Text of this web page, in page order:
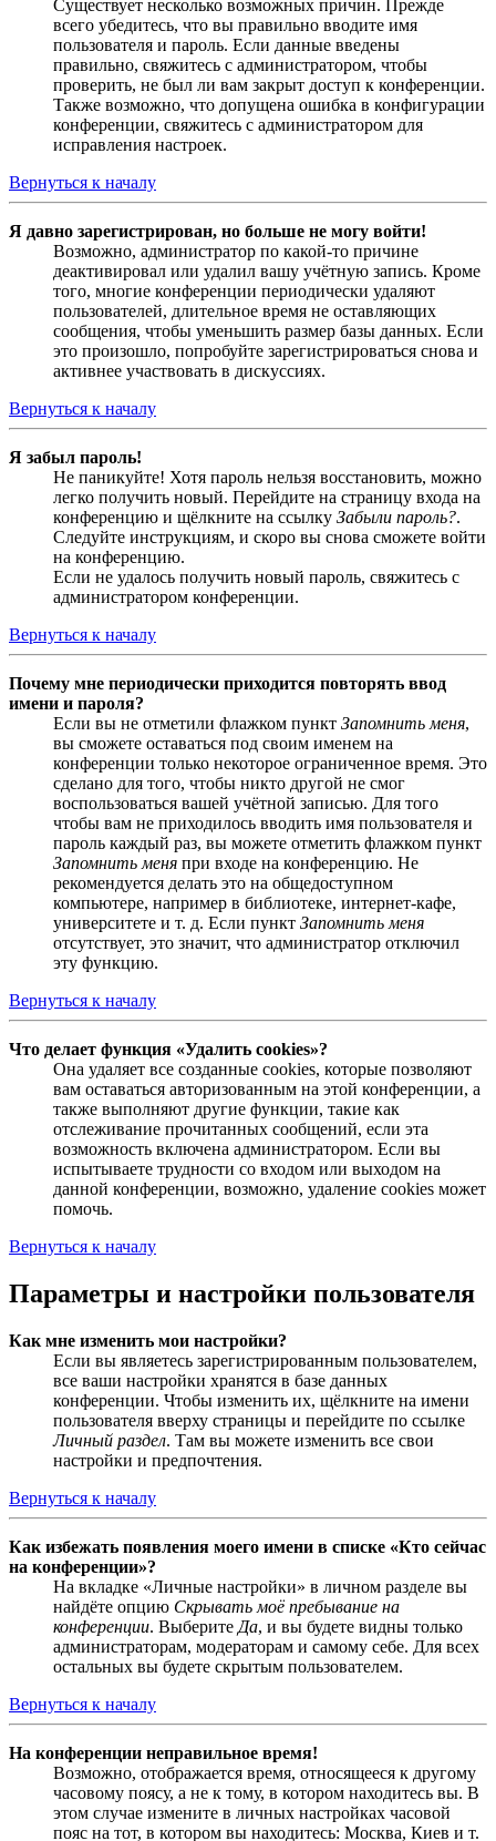
Существует несколько возможных причин. Прежде
всего убедитесь, что вы правильно вводите имя
пользователя и пароль. Если данные введены
правильно, свяжитесь с администратором, чтобы
проверить, не был ли вам закрыт доступ к конференции.
Также возможно, что допущена ошибка в конфигурации
конференции, свяжитесь с администратором для
исправления настроек.
Вернуться к началу
Я давно зарегистрирован, но больше не могу войти!
Возможно, администратор по какой-то причине
деактивировал или удалил вашу учётную запись. Кроме
того, многие конференции периодически удаляют
пользователей, длительное время не оставляющих
сообщения, чтобы уменьшить размер базы данных. Если
это произошло, попробуйте зарегистрироваться снова и
активнее участвовать в дискуссиях.
Вернуться к началу
Я забыл пароль!
Не паникуйте! Хотя пароль нельзя восстановить, можно
легко получить новый. Перейдите на страницу входа на
конференцию и щёлкните на ссылку Забыли пароль?.
Следуйте инструкциям, и скоро вы снова сможете войти
на конференцию.
Если не удалось получить новый пароль, свяжитесь с
администратором конференции.
Вернуться к началу
Почему мне периодически приходится повторять ввод
имени и пароля?
Если вы не отметили флажком пункт Запомнить меня,
вы сможете оставаться под своим именем на
конференции только некоторое ограниченное время. Это
сделано для того, чтобы никто другой не смог
воспользоваться вашей учётной записью. Для того
чтобы вам не приходилось вводить имя пользователя и
пароль каждый раз, вы можете отметить флажком пункт
Запомнить меня при входе на конференцию. Не
рекомендуется делать это на общедоступном
компьютере, например в библиотеке, интернет-кафе,
университете и т. д. Если пункт Запомнить меня
отсутствует, это значит, что администратор отключил
эту функцию.
Вернуться к началу
Что делает функция «Удалить cookies»?
Она удаляет все созданные cookies, которые позволяют
вам оставаться авторизованным на этой конференции, а
также выполняют другие функции, такие как
отслеживание прочитанных сообщений, если эта
возможность включена администратором. Если вы
испытываете трудности со входом или выходом на
данной конференции, возможно, удаление cookies может
помочь.
Вернуться к началу
Параметры и настройки пользователя
Как мне изменить мои настройки?
Если вы являетесь зарегистрированным пользователем,
все ваши настройки хранятся в базе данных
конференции. Чтобы изменить их, щёлкните на имени
пользователя вверху страницы и перейдите по ссылке
Личный раздел. Там вы можете изменить все свои
настройки и предпочтения.
Вернуться к началу
Как избежать появления моего имени в списке «Кто сейчас
на конференции»?
На вкладке «Личные настройки» в личном разделе вы
найдёте опцию Скрывать моё пребывание на
конференции. Выберите Да, и вы будете видны только
администраторам, модераторам и самому себе. Для всех
остальных вы будете скрытым пользователем.
Вернуться к началу
На конференции неправильное время!
Возможно, отображается время, относящееся к другому
часовому поясу, а не к тому, в котором находитесь вы. В
этом случае измените в личных настройках часовой
пояс на тот, в котором вы находитесь: Москва, Киев и т.